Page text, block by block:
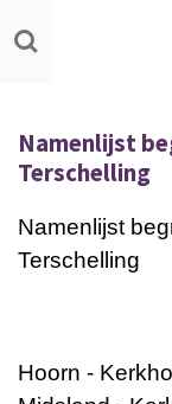
Ga
direct
hoofdinhoud
Namenlijst
Terschelling
Namenlijst
Terschelling
Hoorn -